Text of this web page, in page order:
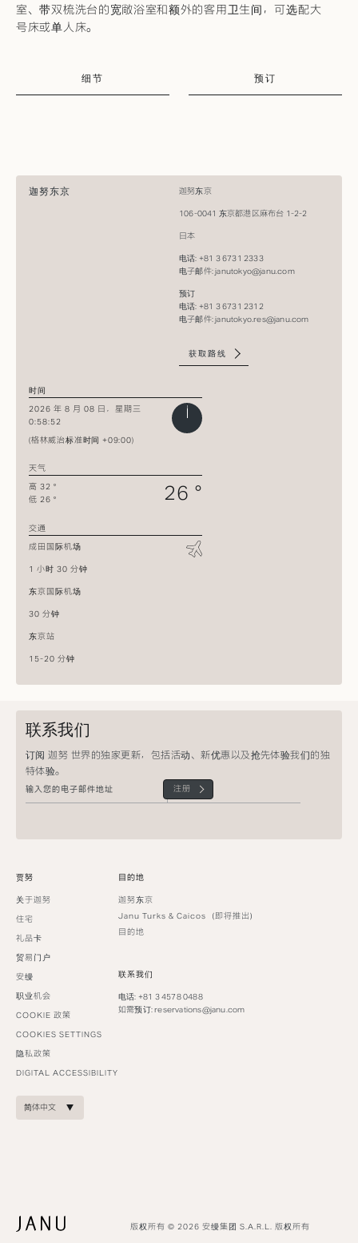
室、带双梳洗台的宽敞浴室和额外的客用卫生间，可选配大
号床或单人床。
细节 预订
迦努东京 迦努东京
106-0041 东京都港区麻布台 1-2-2
日本
电话: +81 3 6731 2333​
电子邮件:janutokyo@janu.com
预订​
电话: +81 3 6731 2312​
电子邮件:janutokyo.res@janu.com
获取路线
时间
2026 年 8 月 08 日，星期三
0:58:52
(格林威治标准时间 +09:00)
天气
高 32 °
低 26 °
26 °
交通
成田国际机场
1 小时 30 分钟
东京国际机场
30 分钟
东京站
15-20 分钟
联系我们
订阅 迦努 世界的独家更新，包括活动、新优惠以及抢先体验我们的独
特体验。
注册
贾努
关于迦努
住宅
礼品卡
贸易门户
安缦
职业机会
COOKIE 政策
COOKIES SETTINGS
隐私政策
DIGITAL ACCESSIBILITY
目的地
迦努东京
Janu Turks & Caicos（即将推出）
目的地
联系我们
电话: +81 3 4578 0488
如需预订:reservations@janu.com
简体中文
版权所有 © 2026 安缦集团 S.A.R.L. 版权所有